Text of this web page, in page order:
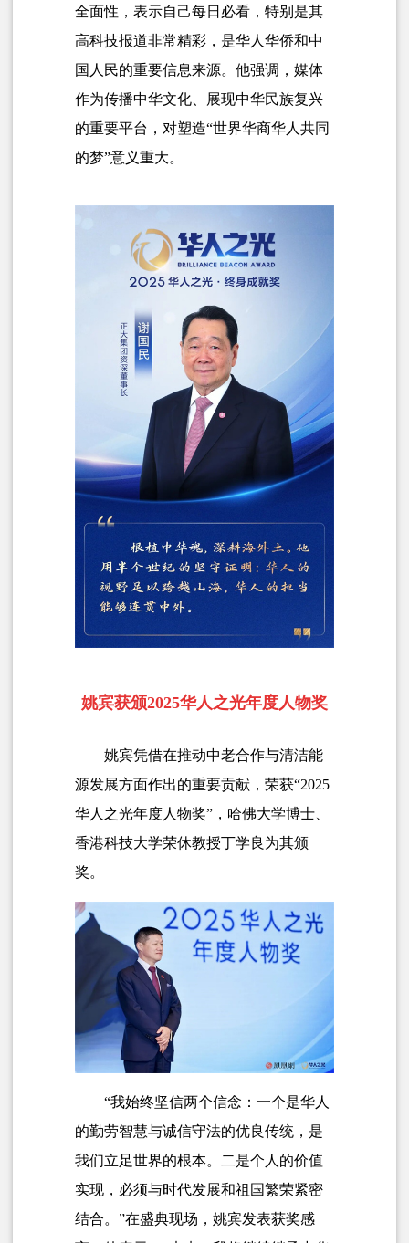
全面性，表示自己每日必看，特别是其
高科技报道非常精彩，是华人华侨和中
国人民的重要信息来源。他强调，媒体
作为传播中华文化、展现中华民族复兴
的重要平台，对塑造“世界华商华人共同
的梦”意义重大。
姚宾获颁2025华人之光年度人物奖
姚宾凭借在推动中老合作与清洁能
源发展方面作出的重要贡献，荣获“2025
华人之光年度人物奖”， 哈佛大学博士、
香港科技大学荣休教授丁学良为其颁
奖。
“我始终坚信两个信念：一个是华人
的勤劳智慧与诚信守法的优良传统，是
我们立足世界的根本。二是个人的价值
实现，必须与时代发展和祖国繁荣紧密
结合。”在盛典现场，姚宾发表获奖感